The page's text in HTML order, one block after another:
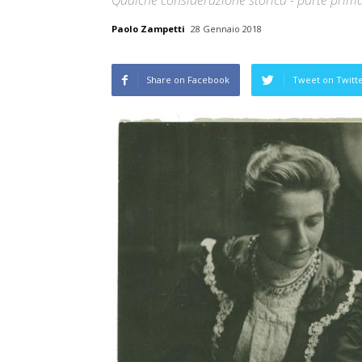
Paolo Zampetti 28 Gennaio 2018
Share on Facebook Tweet on